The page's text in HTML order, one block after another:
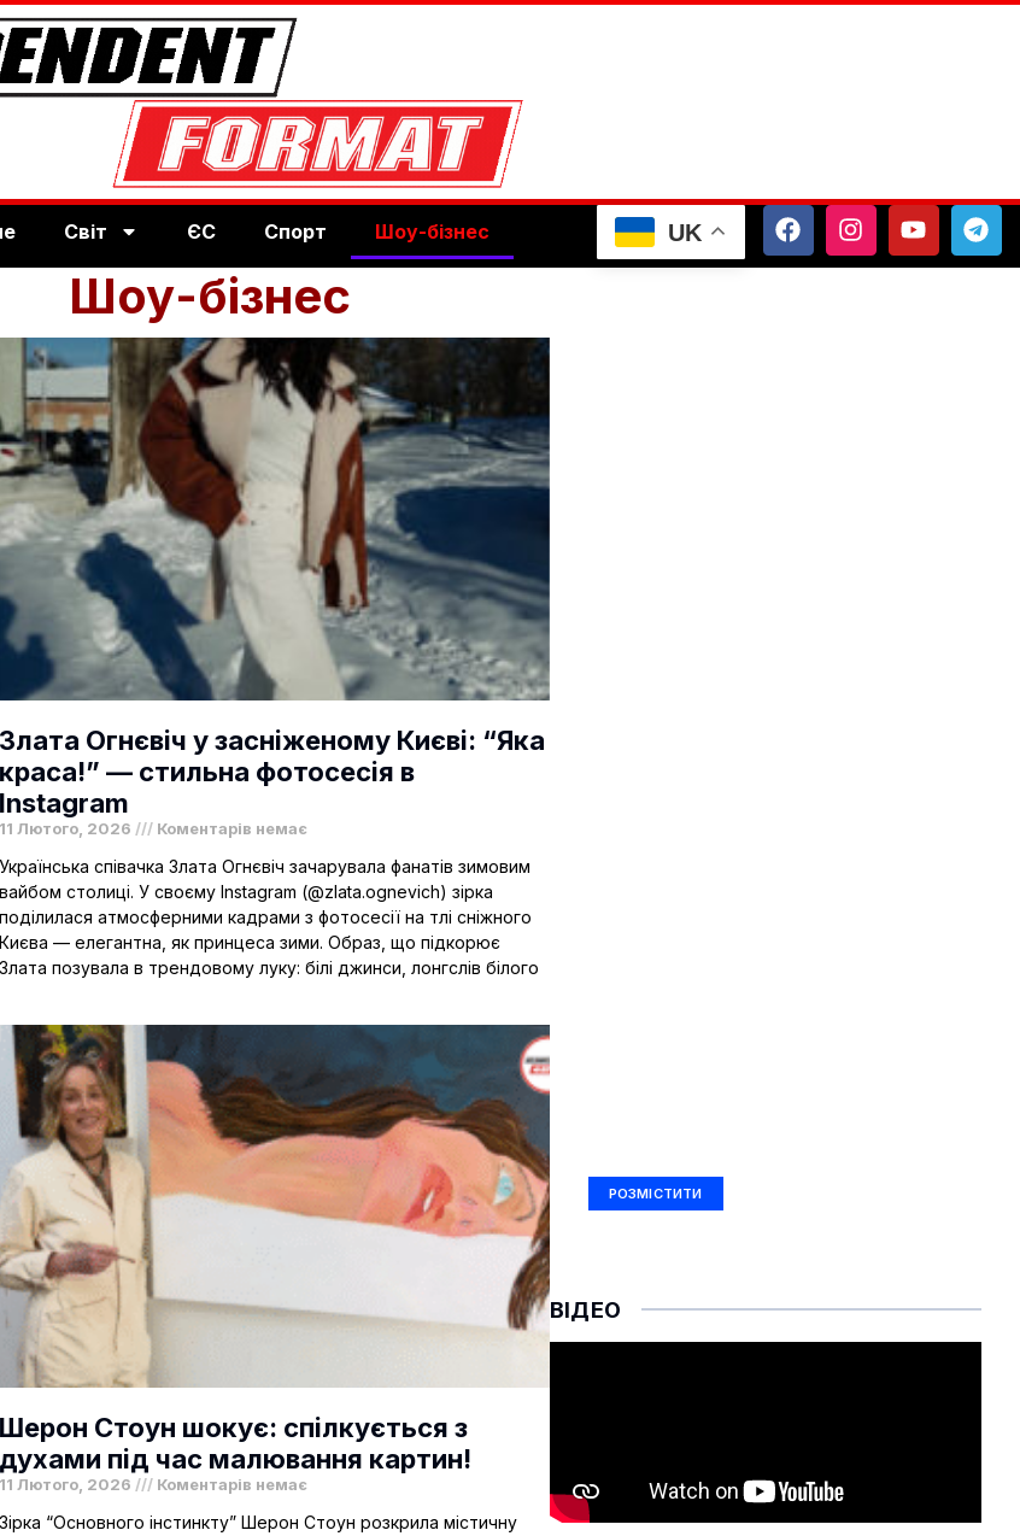
Світ ЄС Спорт Шоу-бізнес UK
Шоу-бізнес
Злата Огнєвіч у засніженому Києві: “Яка
краса!” — стильна фотосесія в
Instagram
11 Лютого, 2026 Коментарів немає
Українська співачка Злата Огнєвіч зачарувала фанатів зимовим
вайбом столиці. У своєму Instagram (@zlata.ognevich) зірка
поділилася атмосферними кадрами з фотосесії на тлі сніжного
Києва — елегантна, як принцеса зими. Образ, що підкорює
Злата позувала в трендовому луку: білі джинси, лонгслів білого
Шерон Стоун шокує: спілкується з
духами під час малювання картин!
11 Лютого, 2026 Коментарів немає
Зірка “Основного інстинкту” Шерон Стоун розкрила містичну
РОЗМІСТИТИ
ВІДЕО